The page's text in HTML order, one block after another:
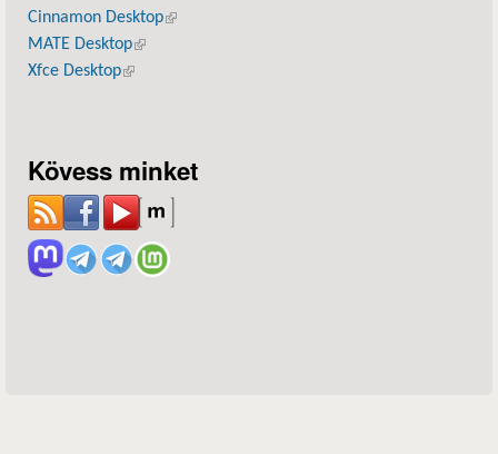
Cinnamon Desktop(külső hivatkozás)
MATE Desktop(külső hivatkozás)
Xfce Desktop(külső hivatkozás)
Kövess minket